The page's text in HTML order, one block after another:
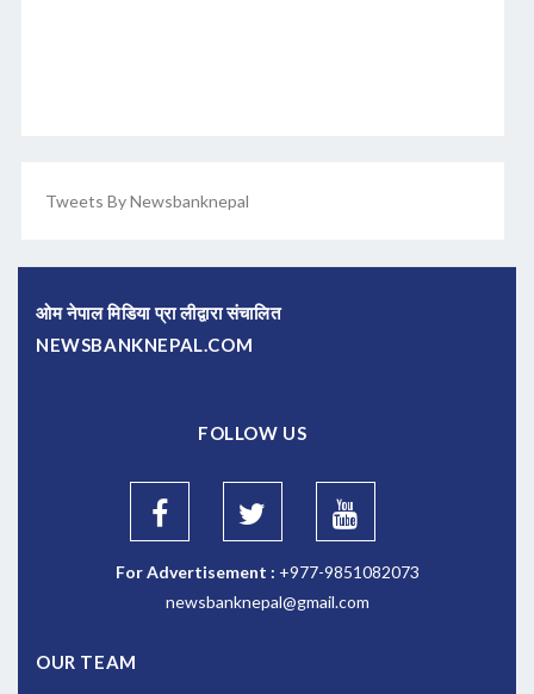
Tweets By Newsbanknepal
ओम नेपाल मिडिया प्रा लीद्वारा संचालित
NEWSBANKNEPAL.COM
FOLLOW US
For Advertisement : +977-9851082073
newsbanknepal@gmail.com
OUR TEAM